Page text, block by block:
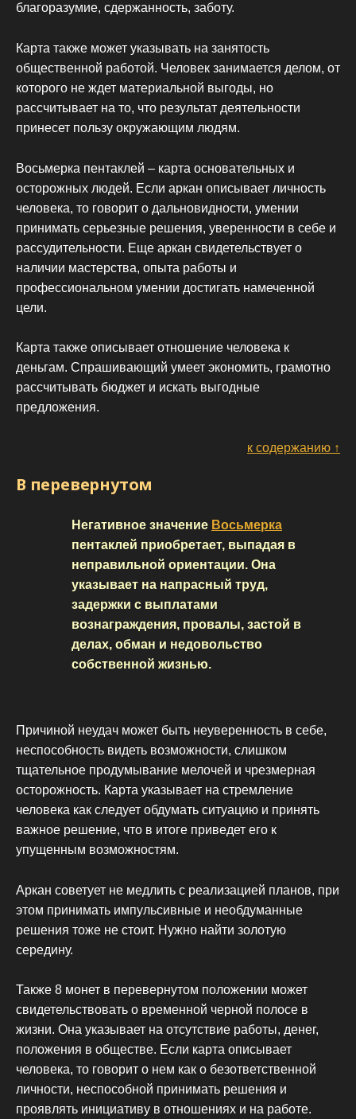
благоразумие, сдержанность, заботу.
Карта также может указывать на занятость
общественной работой. Человек занимается делом, от
которого не ждет материальной выгоды, но
рассчитывает на то, что результат деятельности
принесет пользу окружающим людям.
Восьмерка пентаклей – карта основательных и
осторожных людей. Если аркан описывает личность
человека, то говорит о дальновидности, умении
принимать серьезные решения, уверенности в себе и
рассудительности. Еще аркан свидетельствует о
наличии мастерства, опыта работы и
профессиональном умении достигать намеченной
цели.
Карта также описывает отношение человека к
деньгам. Спрашивающий умеет экономить, грамотно
рассчитывать бюджет и искать выгодные
предложения.
к содержанию ↑
В перевернутом
Негативное значение Восьмерка
пентаклей приобретает, выпадая в
неправильной ориентации. Она
указывает на напрасный труд,
задержки с выплатами
вознаграждения, провалы, застой в
делах, обман и недовольство
собственной жизнью.
Причиной неудач может быть неуверенность в себе,
неспособность видеть возможности, слишком
тщательное продумывание мелочей и чрезмерная
осторожность. Карта указывает на стремление
человека как следует обдумать ситуацию и принять
важное решение, что в итоге приведет его к
упущенным возможностям.
Аркан советует не медлить с реализацией планов, при
этом принимать импульсивные и необдуманные
решения тоже не стоит. Нужно найти золотую
середину.
Также 8 монет в перевернутом положении может
свидетельствовать о временной черной полосе в
жизни. Она указывает на отсутствие работы, денег,
положения в обществе. Если карта описывает
человека, то говорит о нем как о безответственной
личности, неспособной принимать решения и
проявлять инициативу в отношениях и на работе.